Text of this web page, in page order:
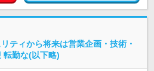
ティから将来は営業企画・技術・
転勤な(以下略)